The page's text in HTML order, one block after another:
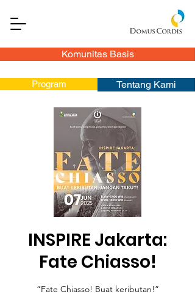
Komunitas Basis
Program Tentang Kami
INSPIRE Jakarta:
Fate Chiasso!
“Fate Chiasso! Buat keributan!”